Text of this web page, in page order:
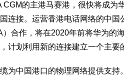
的主港马赛港，很快将成为
连接。运营香港电话网络的中
合作，将在2020年前将华为的
计划利用新的连接建立一个主要
中国港口的物理网络提供支持